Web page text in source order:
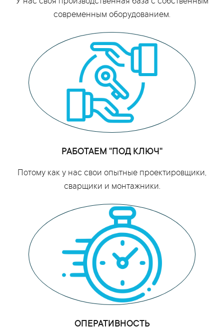
современным оборудованием.
РАБОТАЕМ "ПОД КЛЮЧ"
Потому как у нас свои опытные проектировщики,
сварщики и монтажники.
ОПЕРАТИВНОСТЬ